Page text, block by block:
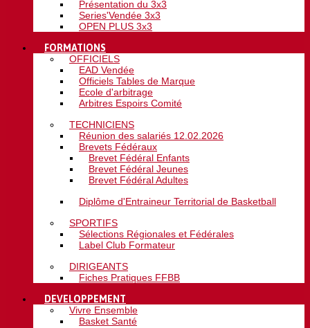
Présentation du 3x3
Series'Vendée 3x3
OPEN PLUS 3x3
FORMATIONS
OFFICIELS
EAD Vendée
Officiels Tables de Marque
Ecole d'arbitrage
Arbitres Espoirs Comité
TECHNICIENS
Réunion des salariés 12.02.2026
Brevets Fédéraux
Brevet Fédéral Enfants
Brevet Fédéral Jeunes
Brevet Fédéral Adultes
Diplôme d'Entraineur Territorial de Basketball
SPORTIFS
Sélections Régionales et Fédérales
Label Club Formateur
DIRIGEANTS
Fiches Pratiques FFBB
DEVELOPPEMENT
Vivre Ensemble
Basket Santé